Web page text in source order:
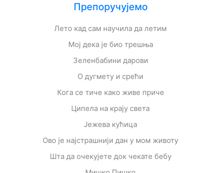
Препоручујемо
Лето кад сам научила да летим
Мој дека је био трешња
Зеленбабини дарови
О дугмету и срећи
Кога се тиче како живе приче
Ципела на крају света
Јежева кућица
Ово је најстрашнији дан у мом животу
Шта да очекујете док чекате бебу